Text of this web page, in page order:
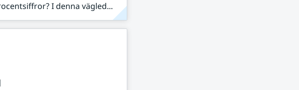
I denna vägled...